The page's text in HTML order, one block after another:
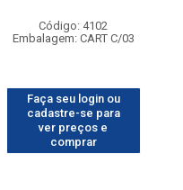
Código: 4102
Embalagem: CART C/03
Faça seu login ou
cadastre-se para
ver preços e
comprar